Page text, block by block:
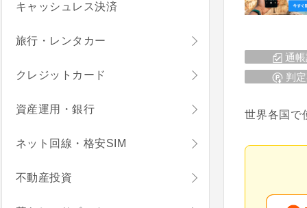
通
判
世界各国で
キャッシュレス決済
旅行・レンタカー
クレジットカード
資産運用・銀行
ネット回線・格安SIM
不動産投資